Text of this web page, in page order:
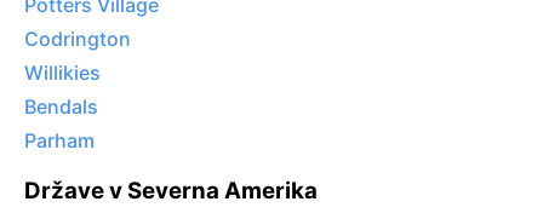
Potters Village
Codrington
Willikies
Bendals
Parham
Države v Severna Amerika